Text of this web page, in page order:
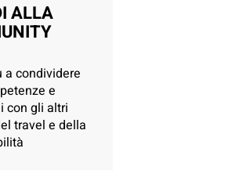
ALLA
a condividere
e
con gli altri
travel e della